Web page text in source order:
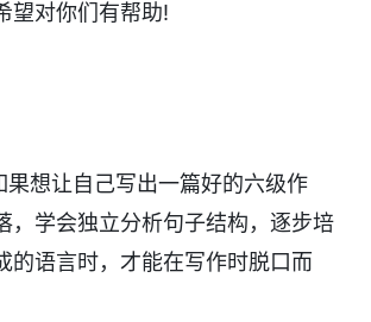
望对你们有帮助!
果想让自己写出一篇好的六级作
，学会独立分析句子结构，逐步培
的语言时，才能在写作时脱口而